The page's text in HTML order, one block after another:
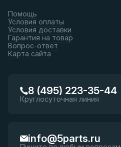
Помощь
Условия оплаты
Условия доставки
Гарантия на товар
Вопрос-ответ
Карта сайта
8 (495) 223-35-44
Круглосуточная линия
info@5parts.ru